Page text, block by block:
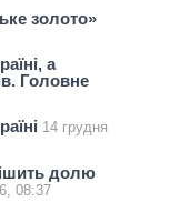
золото»
а
Головне
14 грудня
долю
08:37